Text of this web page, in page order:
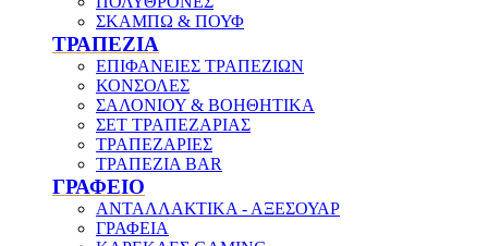
ΣΚΑΜΠΩ & ΠΟΥΦ
ΤΡΑΠΕΖΙΑ
ΕΠΙΦΑΝΕΙΕΣ ΤΡΑΠΕΖΙΩΝ
ΚΟΝΣΟΛΕΣ
ΣΑΛΟΝΙΟΥ & ΒΟΗΘΗΤΙΚΑ
ΣΕΤ ΤΡΑΠΕΖΑΡΙΑΣ
ΤΡΑΠΕΖΑΡΙΕΣ
ΤΡΑΠΕΖΙΑ BAR
ΓΡΑΦΕΙΟ
ΑΝΤΑΛΛΑΚΤΙΚΑ - ΑΞΕΣΟΥΑΡ
ΓΡΑΦΕΙΑ